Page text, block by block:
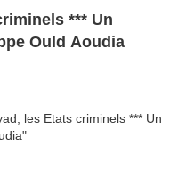
*** Un
Ould Aoudia